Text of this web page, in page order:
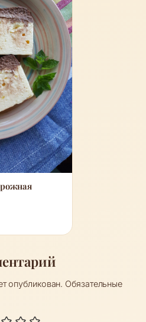
опубликован. Обязательные